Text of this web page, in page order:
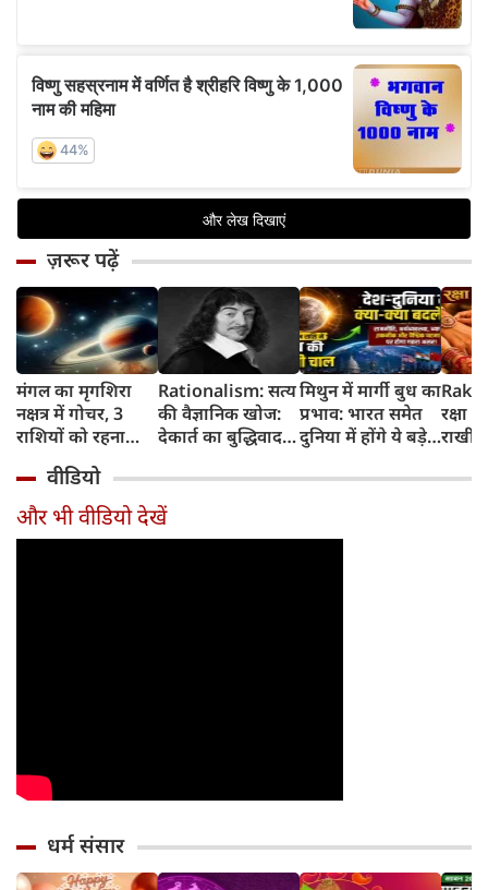
ज़रूर पढ़ें
मंगल का मृगशिरा
नक्षत्र में गोचर, 3
राशियों को रहना
सावधान
Rationalism: सत्य
की वैज्ञानिक खोज:
देकार्त का बुद्धिवाद
का जन्म
मिथुन में मार्गी बुध का
प्रभाव: भारत समेत
दुनिया में होंगे ये बड़े
रक्षा
राखी
वीडियो
और भी वीडियो देखें
धर्म संसार